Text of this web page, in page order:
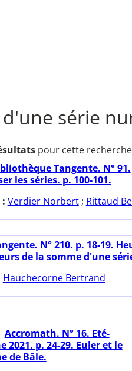
série
pour cette recherche
Tangente. N° 91.
les séries. p. 100-101.
Verdier Norbert; Rittaud
N° 210. p. 18-19.
de la somme d'une
Hauchecorne Bertrand
Accromath. N° 16. Eté-
2021. p. 24-29. Euler et le
de Bâle.